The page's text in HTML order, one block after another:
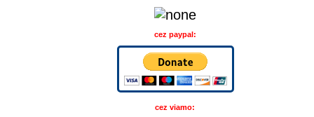
cez paypal:
cez viamo: